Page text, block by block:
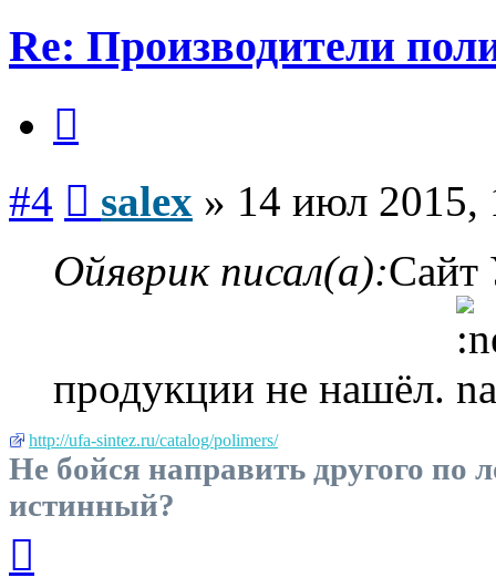
Re: Производители
#4 salex » 14 июл 2015,
Ойяврик писал(а):Сайт
продукции не нашёл.
http://ufa-sintez.ru/catalog/polimers/
Не бойся направить другого
истинный?
началу